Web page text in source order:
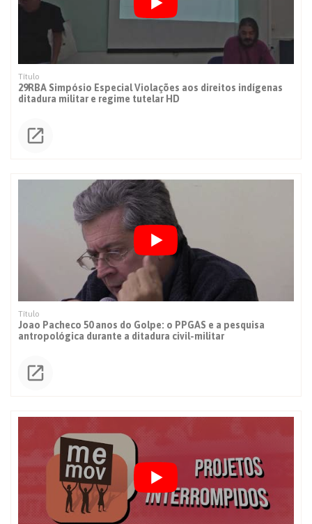
29RBA Simpósio Especial Violações aos direitos indígenas
ditadura militar e regime tutelar HD
Joao Pacheco 50 anos do Golpe: o PPGAS e a pesquisa
antropológica durante a ditadura civil-militar